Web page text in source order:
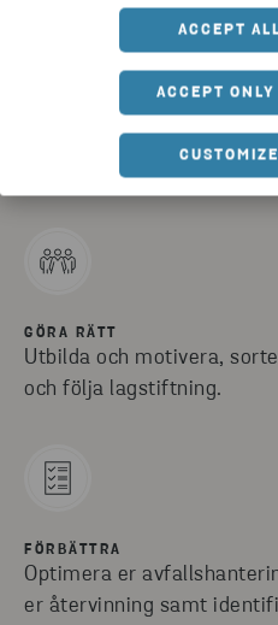
ACCEPT
ACCEPT
GÖRA RÄTT
Utbilda och motivera,
och följa lagstiftning.
FÖRBÄTTRA
Optimera er
er återvinning samt